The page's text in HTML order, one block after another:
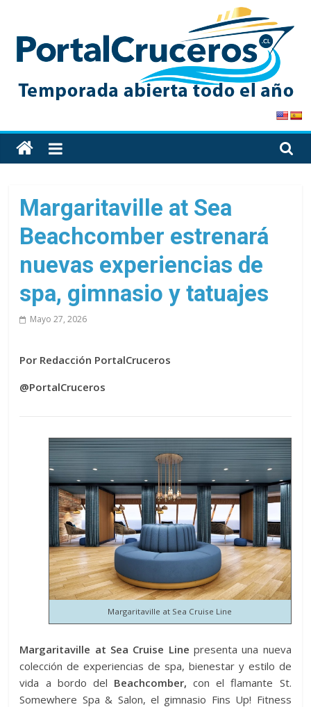
content
PortalCruceros
Toda
la
de
cruceros
en
un
solo
Margaritaville at Sea
Beachcomber estrenará
nuevas experiencias de
spa, gimnasio y tatuajes
Mayo 27, 2026
Por Redacción PortalCruceros
@PortalCruceros
Margaritaville at Sea Cruise Line
Margaritaville at Sea Cruise Line presenta una nueva
colección de experiencias de spa, bienestar y estilo de
vida a bordo del Beachcomber, con el flamante St.
Somewhere Spa & Salon, el gimnasio Fins Up! Fitness